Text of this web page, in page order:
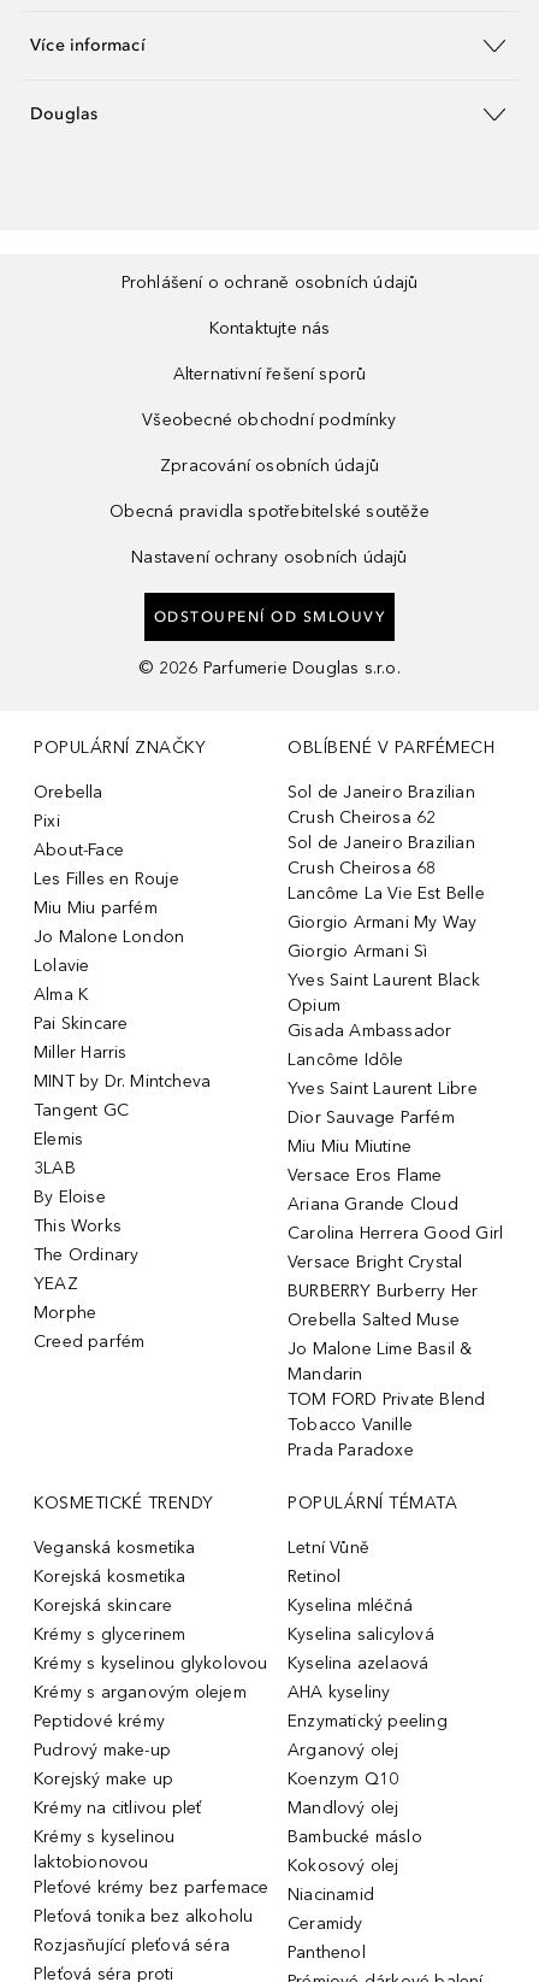
Více informací
Douglas
Prohlášení o ochraně osobních údajů
Kontaktujte nás
Alternativní řešení sporů
Všeobecné obchodní podmínky
Zpracování osobních údajů
Obecná pravidla spotřebitelské soutěže
Nastavení ochrany osobních údajů
ODSTOUPENÍ OD SMLOUVY
© 2026 Parfumerie Douglas s.r.o.
POPULÁRNÍ ZNAČKY
Orebella
Pixi
About-Face
Les Filles en Rouje
Miu Miu parfém
Jo Malone London
Lolavie
Alma K
Pai Skincare
Miller Harris
MINT by Dr. Mintcheva
Tangent GC
Elemis
3LAB
By Eloise
This Works
The Ordinary
YEAZ
Morphe
Creed parfém
OBLÍBENÉ V PARFÉMECH
Sol de Janeiro Brazilian
Crush Cheirosa 62
Sol de Janeiro Brazilian
Crush Cheirosa 68
Lancôme La Vie Est Belle
Giorgio Armani My Way
Giorgio Armani Sì
Yves Saint Laurent Black
Opium
Gisada Ambassador
Lancôme Idôle
Yves Saint Laurent Libre
Dior Sauvage Parfém
Miu Miu Miutine
Versace Eros Flame
Ariana Grande Cloud
Carolina Herrera Good Girl
Versace Bright Crystal
BURBERRY Burberry Her
Orebella Salted Muse
Jo Malone Lime Basil &
Mandarin
TOM FORD Private Blend
Tobacco Vanille
Prada Paradoxe
KOSMETICKÉ TRENDY
Veganská kosmetika
Korejská kosmetika
Korejská skincare
Krémy s glycerinem
Krémy s kyselinou glykolovou
Krémy s arganovým olejem
Peptidové krémy
Pudrový make-up
Korejský make up
Krémy na citlivou pleť
Krémy s kyselinou
laktobionovou
Pleťové krémy bez parfemace
Pleťová tonika bez alkoholu
Rozjasňující pleťová séra
Pleťová séra proti
POPULÁRNÍ TÉMATA
Letní Vůně
Retinol
Kyselina mléčná
Kyselina salicylová
Kyselina azelaová
AHA kyseliny
Enzymatický peeling
Arganový olej
Koenzym Q10
Mandlový olej
Bambucké máslo
Kokosový olej
Niacinamid
Ceramidy
Panthenol